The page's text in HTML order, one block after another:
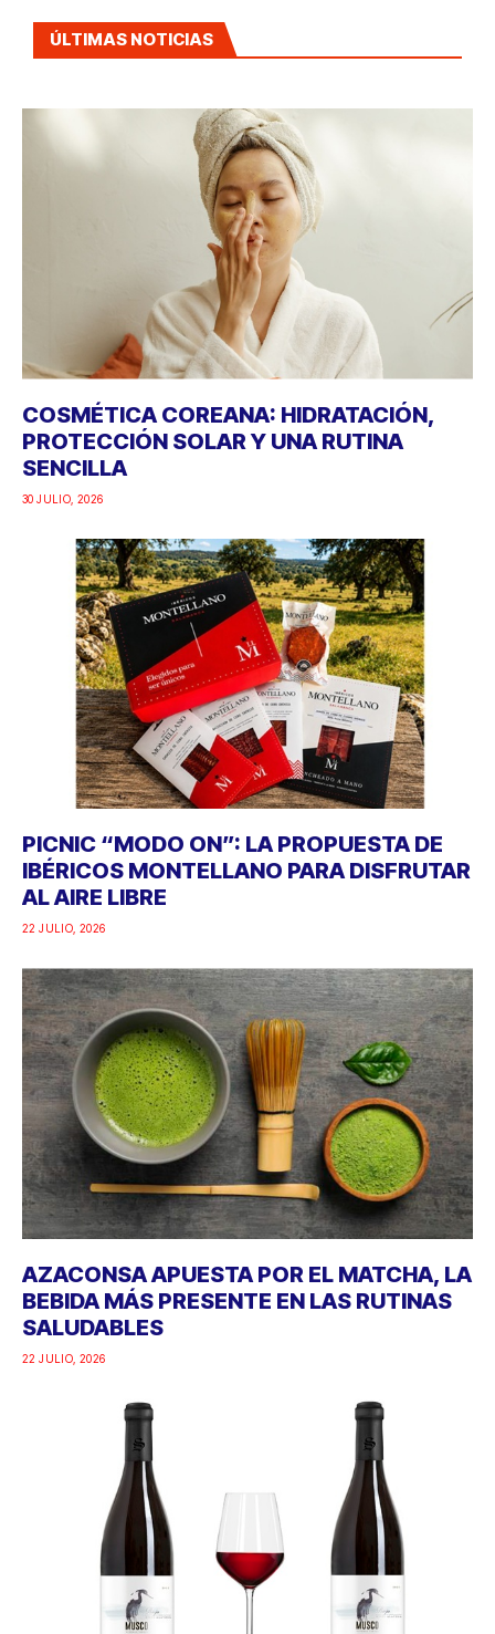
ÚLTIMAS NOTICIAS
COSMÉTICA COREANA: HIDRATACIÓN,
PROTECCIÓN SOLAR Y UNA RUTINA
SENCILLA
30 JULIO, 2026
PICNIC “MODO ON”: LA PROPUESTA DE
IBÉRICOS MONTELLANO PARA DISFRUTAR
AL AIRE LIBRE
22 JULIO, 2026
AZACONSA APUESTA POR EL MATCHA, LA
BEBIDA MÁS PRESENTE EN LAS RUTINAS
SALUDABLES
22 JULIO, 2026